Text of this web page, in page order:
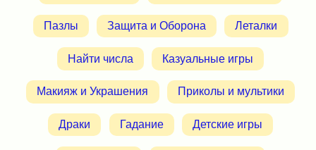
Пазлы Защита и Оборона Леталки
Найти числа Казуальные игры
Макияж и Украшения Приколы и мультики
Драки Гадание Детские игры